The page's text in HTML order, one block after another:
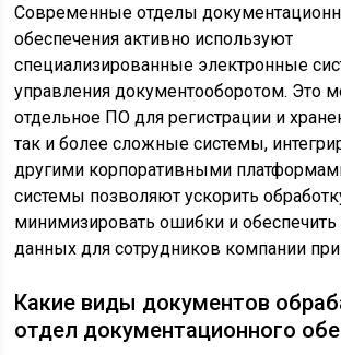
Современные отделы
обеспечения активно используют
специализированные электронные
управления документооборотом. Это
отдельное ПО для регистрации и
так и более сложные системы,
другими корпоративными
системы позволяют ускорить
минимизировать ошибки и обеспечить
данных для сотрудников компании
Какие виды документов
отдел документационного